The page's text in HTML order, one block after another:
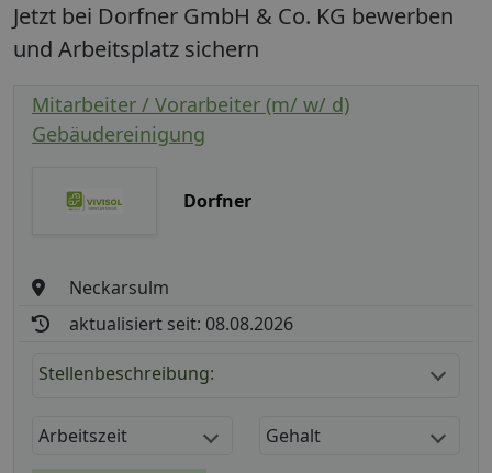
Jetzt bei Dorfner GmbH & Co. KG bewerben
und Arbeitsplatz sichern
Mitarbeiter / Vorarbeiter (m/ w/ d)
Gebäudereinigung
Dorfner
Neckarsulm
aktualisiert seit: 08.08.2026
Stellenbeschreibung:
Arbeitszeit Gehalt